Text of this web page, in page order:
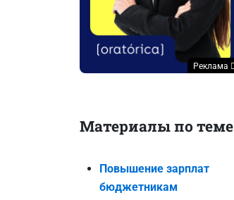
Реклама
Материалы по теме
Повышение зарплат
бюджетникам